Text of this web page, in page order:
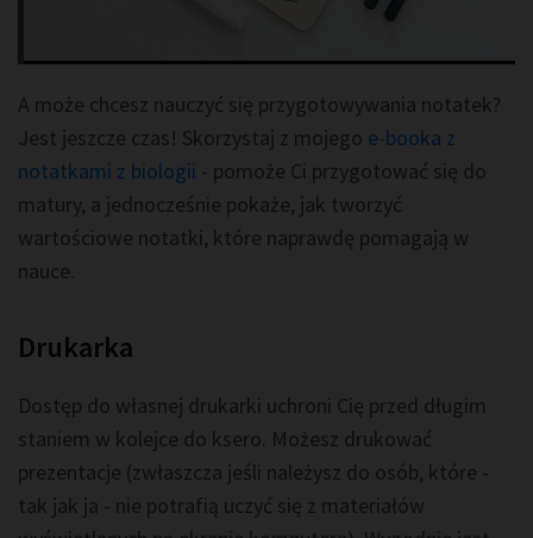
A może chcesz nauczyć się przygotowywania notatek?
Jest jeszcze czas! Skorzystaj z mojego e-booka z
notatkami z biologii - pomoże Ci przygotować się do
matury, a jednocześnie pokaże, jak tworzyć
wartościowe notatki, które naprawdę pomagają w
nauce.
Drukarka
Dostęp do własnej drukarki uchroni Cię przed długim
staniem w kolejce do ksero. Możesz drukować
prezentacje (zwłaszcza jeśli należysz do osób, które -
tak jak ja - nie potrafią uczyć się z materiałów